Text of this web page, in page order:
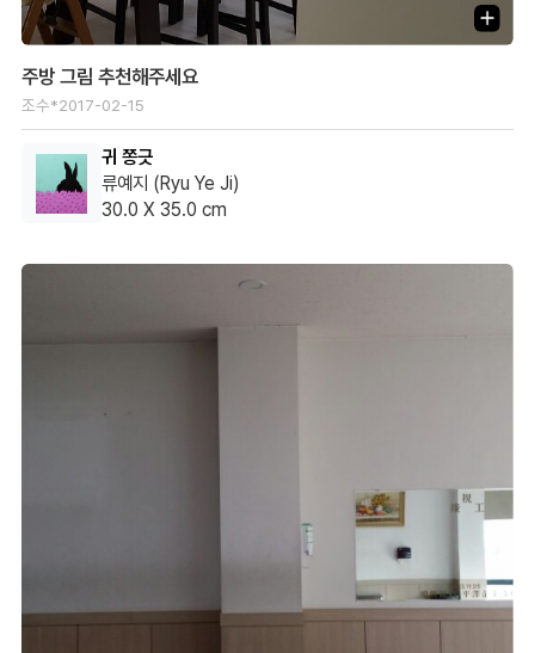
주방 그림 추천해주세요
조수*2017-02-15
귀 쫑긋
류예지 (Ryu Ye Ji)
30.0 X 35.0 cm